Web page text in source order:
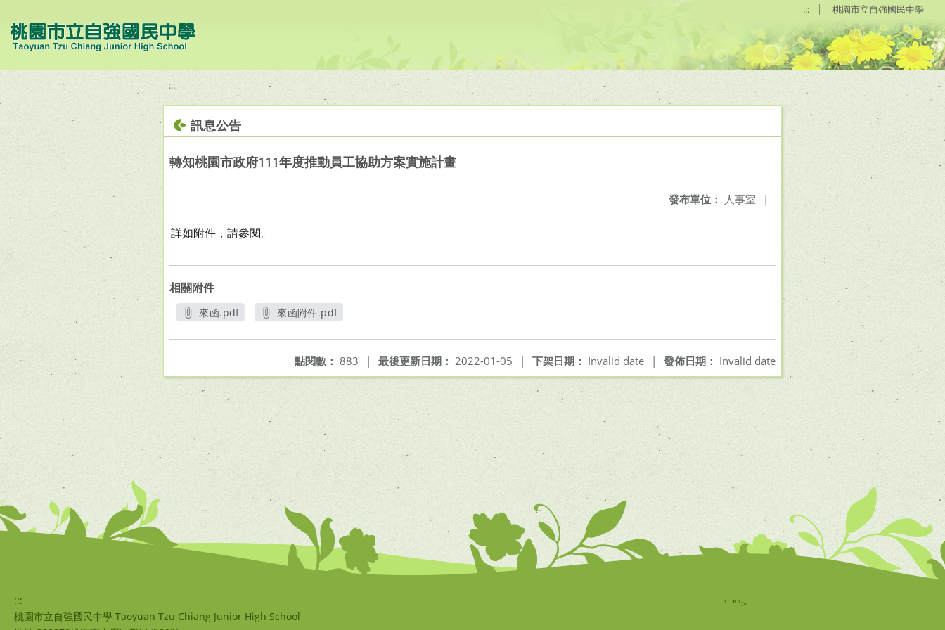
::: 桃園市立自強國民中學
:::
訊息公告
轉知桃園市政府111年度推動員工協助方案實施計畫
發布單位： 人事室 |
詳如附件，請參閱。
相關附件
來函.pdf
來函附件.pdf
發佈日期： Invalid date
下架日期： Invalid date |
最後更新日期： 2022-01-05 |
點閱數： 883 |
:::
桃園市立自強國民中學 Taoyuan Tzu Chiang Junior High School
"="">